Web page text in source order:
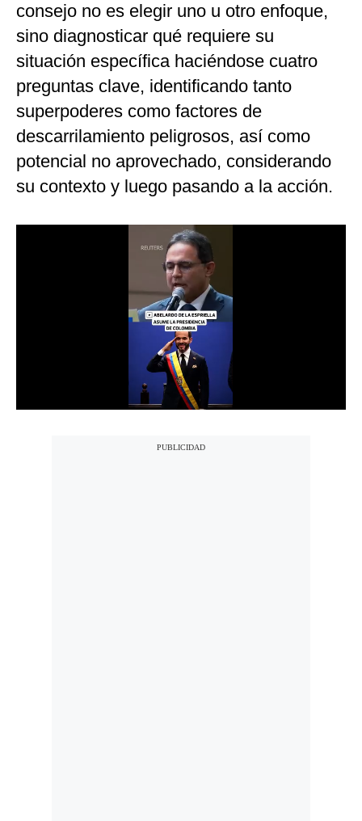
consejo no es elegir uno u otro enfoque,
sino diagnosticar qué requiere su
situación específica haciéndose cuatro
preguntas clave, identificando tanto
superpoderes como factores de
descarrilamiento peligrosos, así como
potencial no aprovechado, considerando
su contexto y luego pasando a la acción.